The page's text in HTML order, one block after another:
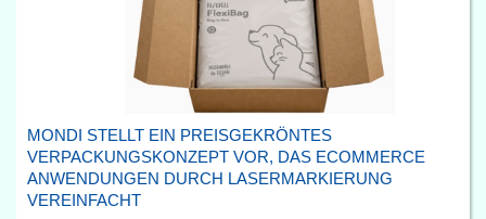
MONDI STELLT EIN PREISGEKRÖNTES
VERPACKUNGSKONZEPT VOR, DAS ECOMMERCE
ANWENDUNGEN DURCH LASERMARKIERUNG
VEREINFACHT